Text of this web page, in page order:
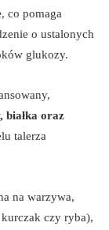
, co pomaga
o ustalonych
glukozy.
białka oraz
talerza
na warzywa,
kurczak czy ryba),